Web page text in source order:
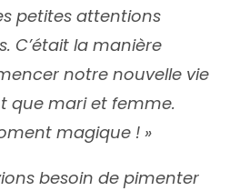
petites attentions
C’était la manière
notre nouvelle vie
que mari et femme.
magique ! »
besoin de pimenter